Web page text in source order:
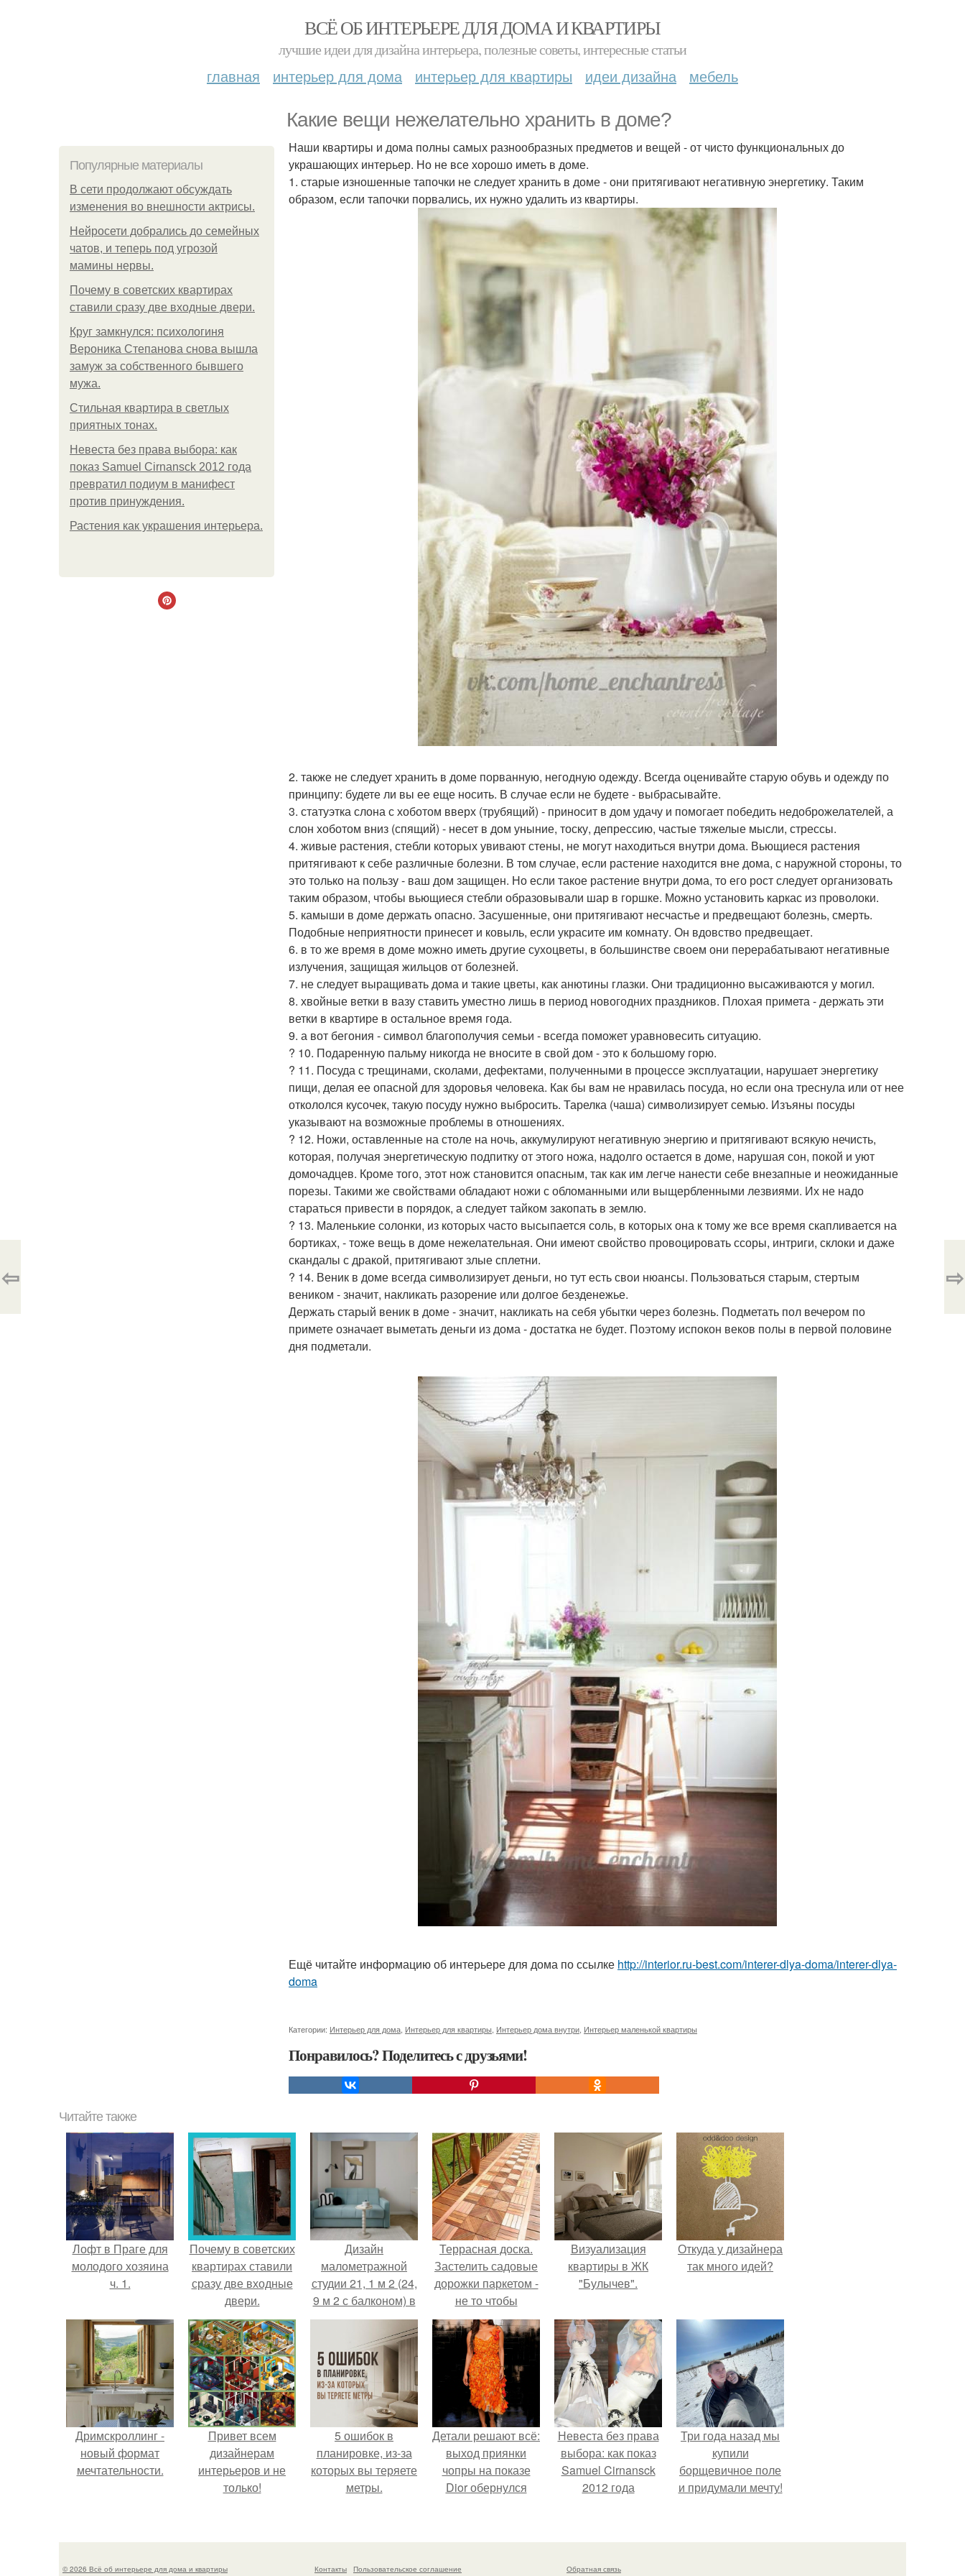
ВСЁ ОБ ИНТЕРЬЕРЕ ДЛЯ ДОМА И КВАРТИРЫ
лучшие идеи для дизайна интерьера, полезные советы, интересные статьи
главная интерьер для дома интерьер для квартиры идеи дизайна мебель
Какие вещи нежелательно хранить в доме?
Популярные материалы
В сети продолжают обсуждать
изменения во внешности актрисы.
Нейросети добрались до семейных
чатов, и теперь под угрозой
мамины нервы.
Почему в советских квартирах
ставили сразу две входные двери.
Круг замкнулся: психологиня
Вероника Степанова снова вышла
замуж за собственного бывшего
мужа.
Стильная квартира в светлых
приятных тонах.
Невеста без права выбора: как
показ Samuel Cirnansck 2012 года
превратил подиум в манифест
против принуждения.
Растения как украшения интерьера.
Наши квартиры и дома полны самых разнообразных предметов и вещей - от чисто функциональных до
украшающих интерьер. Но не все хорошо иметь в доме.
1. старые изношенные тапочки не следует хранить в доме - они притягивают негативную энергетику. Таким
образом, если тапочки порвались, их нужно удалить из квартиры.
2. также не следует хранить в доме порванную, негодную одежду. Всегда оценивайте старую обувь и одежду по
принципу: будете ли вы ее еще носить. В случае если не будете - выбрасывайте.
3. статуэтка слона с хоботом вверх (трубящий) - приносит в дом удачу и помогает победить недоброжелателей, а
слон хоботом вниз (спящий) - несет в дом уныние, тоску, депрессию, частые тяжелые мысли, стрессы.
4. живые растения, стебли которых увивают стены, не могут находиться внутри дома. Вьющиеся растения
притягивают к себе различные болезни. В том случае, если растение находится вне дома, с наружной стороны, то
это только на пользу - ваш дом защищен. Но если такое растение внутри дома, то его рост следует организовать
таким образом, чтобы вьющиеся стебли образовывали шар в горшке. Можно установить каркас из проволоки.
5. камыши в доме держать опасно. Засушенные, они притягивают несчастье и предвещают болезнь, смерть.
Подобные неприятности принесет и ковыль, если украсите им комнату. Он вдовство предвещает.
6. в то же время в доме можно иметь другие сухоцветы, в большинстве своем они перерабатывают негативные
излучения, защищая жильцов от болезней.
7. не следует выращивать дома и такие цветы, как анютины глазки. Они традиционно высаживаются у могил.
8. хвойные ветки в вазу ставить уместно лишь в период новогодних праздников. Плохая примета - держать эти
ветки в квартире в остальное время года.
9. а вот бегония - символ благополучия семьи - всегда поможет уравновесить ситуацию.
? 10. Подаренную пальму никогда не вносите в свой дом - это к большому горю.
? 11. Посуда с трещинами, сколами, дефектами, полученными в процессе эксплуатации, нарушает энергетику
пищи, делая ее опасной для здоровья человека. Как бы вам не нравилась посуда, но если она треснула или от нее
откололся кусочек, такую посуду нужно выбросить. Тарелка (чаша) символизирует семью. Изъяны посуды
указывают на возможные проблемы в отношениях.
? 12. Ножи, оставленные на столе на ночь, аккумулируют негативную энергию и притягивают всякую нечисть,
которая, получая энергетическую подпитку от этого ножа, надолго остается в доме, нарушая сон, покой и уют
домочадцев. Кроме того, этот нож становится опасным, так как им легче нанести себе внезапные и неожиданные
порезы. Такими же свойствами обладают ножи с обломанными или выщербленными лезвиями. Их не надо
стараться привести в порядок, а следует тайком закопать в землю.
? 13. Маленькие солонки, из которых часто высыпается соль, в которых она к тому же все время скапливается на
бортиках, - тоже вещь в доме нежелательная. Они имеют свойство провоцировать ссоры, интриги, склоки и даже
скандалы с дракой, притягивают злые сплетни.
? 14. Веник в доме всегда символизирует деньги, но тут есть свои нюансы. Пользоваться старым, стертым
веником - значит, накликать разорение или долгое безденежье.
Держать старый веник в доме - значит, накликать на себя убытки через болезнь. Подметать пол вечером по
примете означает выметать деньги из дома - достатка не будет. Поэтому испокон веков полы в первой половине
дня подметали.
Ещё читайте информацию об интерьере для дома по ссылке http://interior.ru-best.com/interer-dlya-doma/interer-dlya-
doma
Категории: Интерьер для дома Интерьер для квартиры Интерьер дома внутри Интерьер маленькой квартиры
Понравилось? Поделитесь с друзьями!
⇦ ⇨
Читайте также
Лофт в Праге для
молодого хозяина
ч. 1.
Почему в советских
квартирах ставили
сразу две входные
двери.
Дизайн
малометражной
студии 21, 1 м 2 (24,
9 м 2 с балконом) в
Краснодаре.
Террасная доска.
Застелить садовые
дорожки паркетом -
не то чтобы
неприличная
роскошь, а просто
чересчур вольный
художественный
ход.
Визуализация
квартиры в ЖК
"Булычев".
Откуда у дизайнера
так много идей?
Дримскроллинг -
новый формат
мечтательности.
Привет всем
дизайнерам
интерьеров и не
только!
5 ошибок в
планировке, из-за
которых вы теряете
метры.
Детали решают всё:
выход приянки
чопры на показе
Dior обернулся
пошива.
Невеста без права
выбора: как показ
Samuel Cirnansck
2012 года
принуждения.
Три года назад мы
купили
борщевичное поле
и придумали мечту!
© 2026 Всё об интерьере для дома и квартиры Контакты Пользовательское соглашение Обратная связь